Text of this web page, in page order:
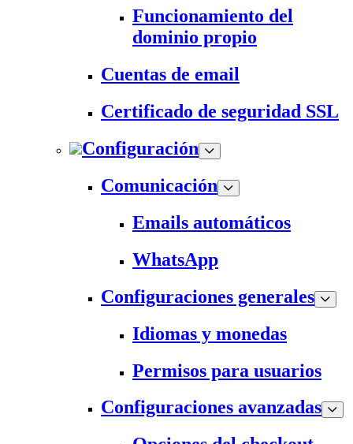
Funcionamiento del
dominio propio
Cuentas de email
Certificado de seguridad SSL
Configuración
Comunicación
Emails automáticos
WhatsApp
Configuraciones generales
Idiomas y monedas
Permisos para usuarios
Configuraciones avanzadas